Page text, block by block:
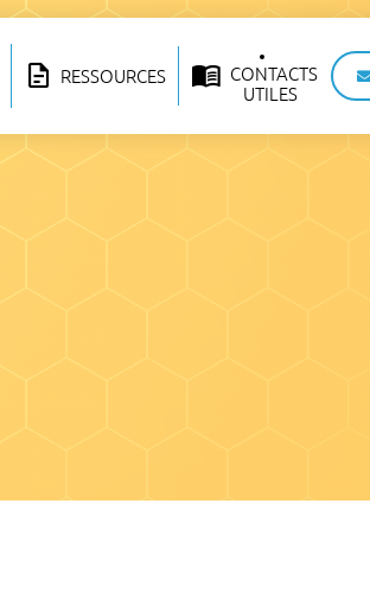
RESSOURCES
CONTACTS
UTILES